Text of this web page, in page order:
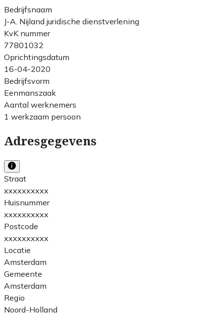
Bedrijfsnaam
J-A. Nijland juridische dienstverlening
KvK nummer
77801032
Oprichtingsdatum
16-04-2020
Bedrijfsvorm
Eenmanszaak
Aantal werknemers
1 werkzaam persoon
Adresgegevens
Straat
xxxxxxxxxx
Huisnummer
xxxxxxxxxx
Postcode
xxxxxxxxxx
Locatie
Amsterdam
Gemeente
Amsterdam
Regio
Noord-Holland